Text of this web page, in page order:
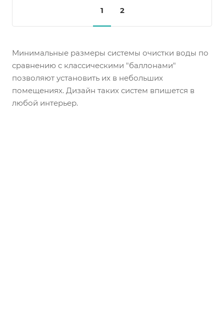
1 2
Минимальные размеры системы очистки воды по
сравнению с классическими "баллонами"
позволяют установить их в небольших
помещениях. Дизайн таких систем впишется в
любой интерьер.